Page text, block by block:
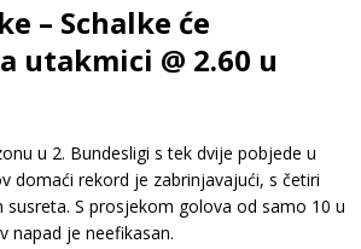
– Schalke će
utakmici @ 2.60 u
u 2. Bundesligi s tek dvije pobjede u
domaći rekord je zabrinjavajući, s četiri
S prosjekom golova od samo 10 u
napad je neefikasan.